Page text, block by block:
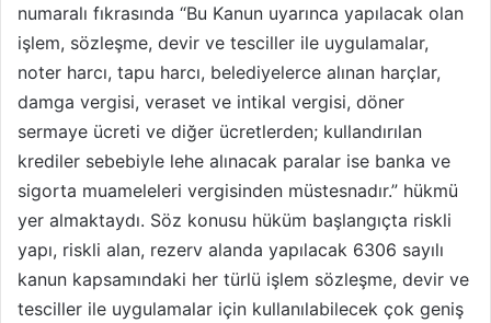
numaralı fıkrasında “Bu Kanun uyarınca yapılacak olan
işlem, sözleşme, devir ve tesciller ile uygulamalar,
noter harcı, tapu harcı, belediyelerce alınan harçlar,
damga vergisi, veraset ve intikal vergisi, döner
sermaye ücreti ve diğer ücretlerden; kullandırılan
krediler sebebiyle lehe alınacak paralar ise banka ve
sigorta muameleleri vergisinden müstesnadır.” hükmü
yer almaktaydı. Söz konusu hüküm başlangıçta riskli
yapı, riskli alan, rezerv alanda yapılacak 6306 sayılı
kanun kapsamındaki her türlü işlem sözleşme, devir ve
tesciller ile uygulamalar için kullanılabilecek çok geniş